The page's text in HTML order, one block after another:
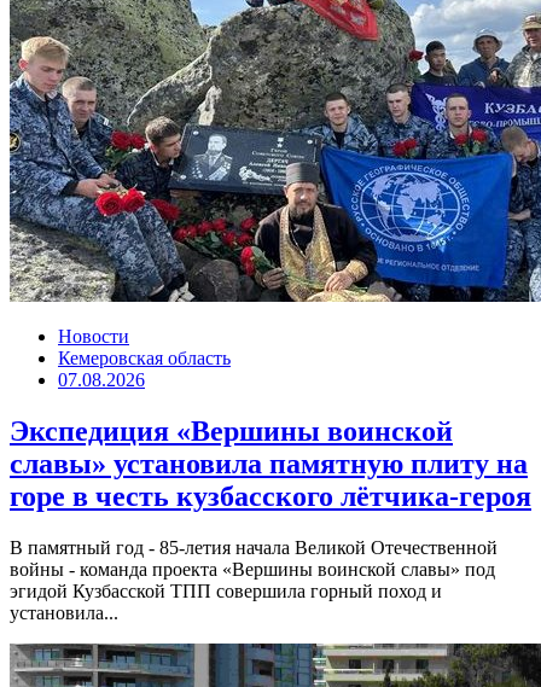
Новости
Кемеровская область
07.08.2026
Экспедиция «Вершины воинской
славы» установила памятную плиту на
горе в честь кузбасского лётчика-героя
В памятный год - 85-летия начала Великой Отечественной
войны - команда проекта «Вершины воинской славы» под
эгидой Кузбасской ТПП совершила горный поход и
установила...